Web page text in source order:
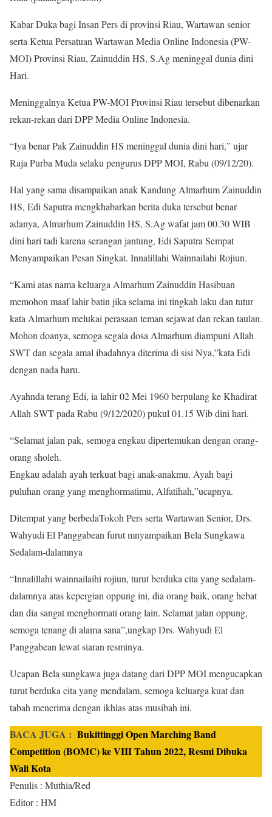
Kabar Duka bagi Insan Pers di provinsi Riau, Wartawan senior
serta Ketua Persatuan Wartawan Media Online Indonesia (PW-
MOI) Provinsi Riau, Zainuddin HS, S.Ag meninggal dunia dini
Hari.
Meninggalnya Ketua PW-MOI Provinsi Riau tersebut dibenarkan
rekan-rekan dari DPP Media Online Indonesia.
“Iya benar Pak Zainuddin HS meninggal dunia dini hari,” ujar
Raja Purba Muda selaku pengurus DPP MOI, Rabu (09/12/20).
Hal yang sama disampaikan anak Kandung Almarhum Zainuddin
HS, Edi Saputra mengkhabarkan berita duka tersebut benar
adanya, Almarhum Zainuddin HS, S.Ag wafat jam 00.30 WIB
dini hari tadi karena serangan jantung, Edi Saputra Sempat
Menyampaikan Pesan Singkat. Innalillahi Wainnailahi Rojiun.
“Kami atas nama keluarga Almarhum Zainuddin Hasibuan
memohon maaf lahir batin jika selama ini tingkah laku dan tutur
kata Almarhum melukai perasaan teman sejawat dan rekan taulan.
Mohon doanya, semoga segala dosa Almarhum diampuni Allah
SWT dan segala amal ibadahnya diterima di sisi Nya,”kata Edi
dengan nada haru.
Ayahnda terang Edi, ia lahir 02 Mei 1960 berpulang ke Khadirat
Allah SWT pada Rabu (9/12/2020) pukul 01.15 Wib dini hari.
“Selamat jalan pak, semoga engkau dipertemukan dengan orang-
orang sholeh.
Engkau adalah ayah terkuat bagi anak-anakmu. Ayah bagi
puluhan orang yang menghormatimu, Alfatihah,”ucapnya.
Ditempat yang berbedaTokoh Pers serta Wartawan Senior, Drs.
Wahyudi El Panggabean furut mnyampaikan Bela Sungkawa
Sedalam-dalamnya
“Innalillahi wainnailaihi rojiun, turut berduka cita yang sedalam-
dalamnya atas kepergian oppung ini, dia orang baik, orang hebat
dan dia sangat menghormati orang lain. Selamat jalan oppung,
semoga tenang di alama sana”,ungkap Drs. Wahyudi El
Panggabean lewat siaran resminya.
Ucapan Bela sungkawa juga datang dari DPP MOI mengucapkan
turut berduka cita yang mendalam, semoga keluarga kuat dan
tabah menerima dengan ikhlas atas musibah ini.
BACA JUGA : Bukittinggi Open Marching Band
Competition (BOMC) ke VIII Tahun 2022, Resmi Dibuka
Wali Kota
Penulis : Muthia/Red
Editor : HM